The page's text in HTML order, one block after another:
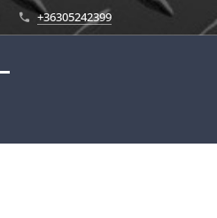
+36305242399